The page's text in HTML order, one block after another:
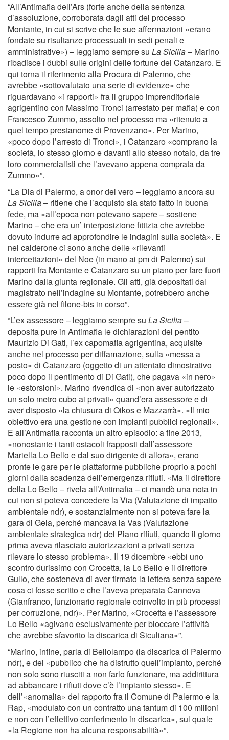
“All’Antimafia dell’Ars (forte anche della sentenza
d’assoluzione, corroborata dagli atti del processo
Montante, in cui si scrive che le sue affermazioni «erano
fondate su risultanze processuali in sedi penali e
amministrative») – leggiamo sempre su La Sicilia– Marino
ribadisce i dubbi sulle origini delle fortune dei Catanzaro. E
qui torna il riferimento alla Procura di Palermo, che
avrebbe «sottovalutato una serie di evidenze» che
riguardavano «i rapporti» fra il gruppo imprenditoriale
agrigentino con Massimo Tronci (arrestato per mafia) e con
Francesco Zummo, assolto nel processo ma «ritenuto a
quel tempo prestanome di Provenzano». Per Marino,
«poco dopo l’arresto di Tronci», i Catanzaro «comprano la
società, lo stesso giorno e davanti allo stesso notaio, da tre
loro commercialisti che l’avevano appena comprata da
Zummo»”.
“La Dia di Palermo, a onor del vero – leggiamo ancora su
La Sicilia– ritiene che l’acquisto sia stato fatto in buona
fede, ma «all’epoca non potevano sapere – sostiene
Marino – che era un’ interposizione fittizia che avrebbe
dovuto indurre ad approfondire le indagini sulla società». E
nel calderone ci sono anche delle «rilevanti
intercettazioni» del Noe (in mano ai pm di Palermo) sui
rapporti fra Montante e Catanzaro su un piano per fare fuori
Marino dalla giunta regionale. Gli atti, già depositati dal
magistrato nell’indagine su Montante, potrebbero anche
essere già nel filone-bis in corso”.
“L’ex assessore – leggiamo sempre su La Sicilia–
deposita pure in Antimafia le dichiarazioni del pentito
Maurizio Di Gati, l’ex capomafia agrigentina, acquisite
anche nel processo per diffamazione, sulla «messa a
posto» di Catanzaro (oggetto di un attentato dimostrativo
poco dopo il pentimento di Di Gati), che pagava «in nero»
le «estorsioni». Marino rivendica di «non aver autorizzato
un solo metro cubo ai privati» quand’era assessore e di
aver disposto «la chiusura di Oikos e Mazzarrà». «Il mio
obiettivo era una gestione con impianti pubblici regionali».
E all’Antimafia racconta un altro episodio: a fine 2013,
«nonostante i tanti ostacoli frapposti dall’assessore
Mariella Lo Bello e dal suo dirigente di allora», erano
pronte le gare per le piattaforme pubbliche proprio a pochi
giorni dalla scadenza dell’emergenza rifiuti. «Ma il direttore
della Lo Bello – rivela all’Antimafia – ci mandò una nota in
cui non si poteva concedere la Via (Valutazione di impatto
ambientale ndr), e sostanzialmente non si poteva fare la
gara di Gela, perché mancava la Vas (Valutazione
ambientale strategica ndr) del Piano rifiuti, quando il giorno
prima aveva rilasciato autorizzazioni a privati senza
rilevare lo stesso problema». Il 19 dicembre «ebbi uno
scontro durissimo con Crocetta, la Lo Bello e il direttore
Gullo, che sosteneva di aver firmato la lettera senza sapere
cosa ci fosse scritto e che l’aveva preparata Cannova
(Gianfranco, funzionario regionale coinvolto in più processi
per corruzione, ndr)». Per Marino, «Crocetta e l’assessore
Lo Bello «agivano esclusivamente per bloccare l’attività
che avrebbe sfavorito la discarica di Siculiana»”.
“Marino, infine, parla di Bellolampo (la discarica di Palermo
ndr), e del «pubblico che ha distrutto quell’impianto, perché
non solo sono riusciti a non farlo funzionare, ma addirittura
ad abbancare i rifiuti dove c’è l’impianto stesso». E
dell’«anomalia» del rapporto fra il Comune di Palermo e la
Rap, «modulato con un contratto una tantum di 100 milioni
e non con l’effettivo conferimento in discarica», sul quale
«la Regione non ha alcuna responsabilità»”.